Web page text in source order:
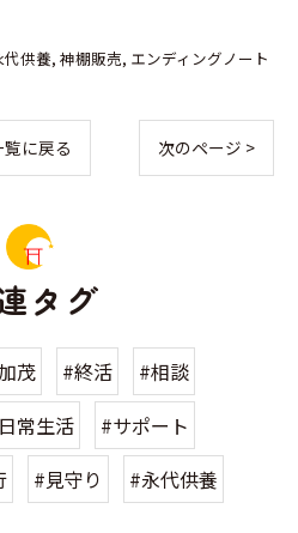
代供養 神棚販売 エンディングノート
覧に戻る 次のページ >
タグ
茂 #終活
#相談
常生活
#サポート
#見守り #永代供養